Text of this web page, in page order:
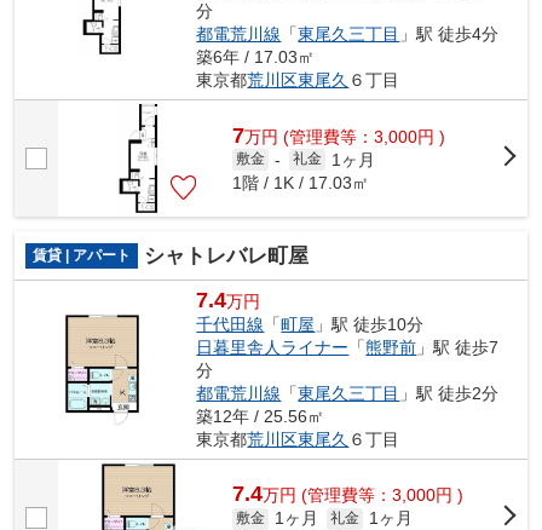
分
都電荒川線 「東尾久三丁目 」駅 徒歩4分
築6年 / 17.03㎡
東京都荒川区東尾久 ６丁目
7万円 (管理費等：3,000円 )
敷金 - 礼金
1ヶ月
1階 / 1K / 17.03㎡
賃貸 | アパート シャトレバレ町屋
7.4万円
千代田線 「町屋 」駅 徒歩10分
日暮里舎人ライナー 「熊野前 」駅 徒歩7
分
都電荒川線 「東尾久三丁目 」駅 徒歩2分
築12年 / 25.56㎡
東京都荒川区東尾久 ６丁目
7.4万円 (管理費等：3,000円 )
敷金 1ヶ月 礼金
1ヶ月